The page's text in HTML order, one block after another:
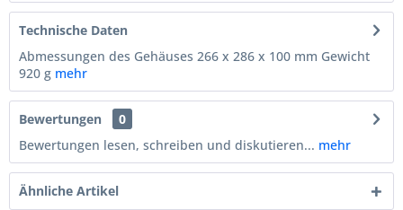
Technische Daten
Abmessungen des Gehäuses 266 x 286 x 100 mm Gewicht
920 g mehr
Bewertungen
0
Bewertungen lesen, schreiben und diskutieren... mehr
Ähnliche Artikel